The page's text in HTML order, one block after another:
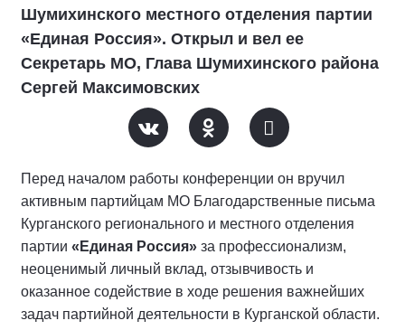
Шумихинского местного отделения партии
«Единая Россия». Открыл и вел ее
Секретарь МО, Глава Шумихинского района
Сергей Максимовских
Перед началом работы конференции он вручил
активным партийцам МО Благодарственные письма
Курганского регионального и местного отделения
партии «Единая Россия» за профессионализм,
неоценимый личный вклад, отзывчивость и
оказанное содействие в ходе решения важнейших
задач партийной деятельности в Курганской области.